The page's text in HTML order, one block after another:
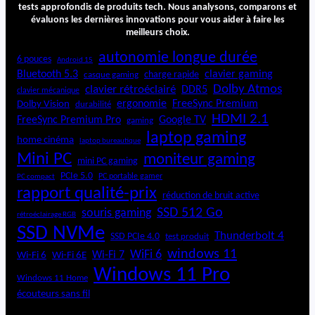
r
t
h
o
n
e
é
q
l
i
b
é
e
t
p
e
tests approfondis de produits tech. Nous analysons, comparons et
évaluons les dernières innovations pour vous aider à faire les
meilleurs choix.
6 pouces Android 15 autonomie longue durée
Bluetooth 5.3 casque gaming charge rapide clavier gaming
clavier mécanique clavier rétroéclairé DDR5 Dolby Atmos
Dolby Vision durabilité ergonomie
FreeSync Premium
FreeSync Premium Pro
gaming Google TV HDMI 2.1
home cinéma laptop bureautique laptop gaming
Mini PC mini PC gaming moniteur gaming
PC compact PCIe 5.0 PC portable gamer
rapport qualité-prix réduction de bruit active
rétroéclairage RGB souris gaming SSD 512 Go
SSD NVMe SSD PCIe 4.0 test produit Thunderbolt 4
Wi-Fi 6 Wi-Fi 6E Wi-Fi 7 WiFi 6 windows 11
Windows 11 Home Windows 11 Pro
écouteurs sans fil